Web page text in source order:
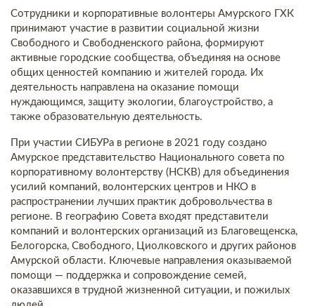
Сотрудники и корпоративные волонтеры Амурского ГХК
принимают участие в развитии социальной жизни
Свободного и Свободненского района, формируют
активные городские сообщества, объединяя на основе
общих ценностей компанию и жителей города. Их
деятельность направлена на оказание помощи
нуждающимся, защиту экологии, благоустройство, а
также образовательную деятельность.
При участии СИБУРа в регионе в 2021 году создано
Амурское представительство Национального совета по
корпоративному волонтерству (НСКВ) для объединения
усилий компаний, волонтерских центров и НКО в
распространении лучших практик добровольчества в
регионе. В географию Совета входят представители
компаний и волонтерских организаций из Благовещенска,
Белогорска, Свободного, Циолковского и других районов
Амурской области. Ключевые направления оказываемой
помощи — поддержка и сопровождение семей,
оказавшихся в трудной жизненной ситуации, и пожилых